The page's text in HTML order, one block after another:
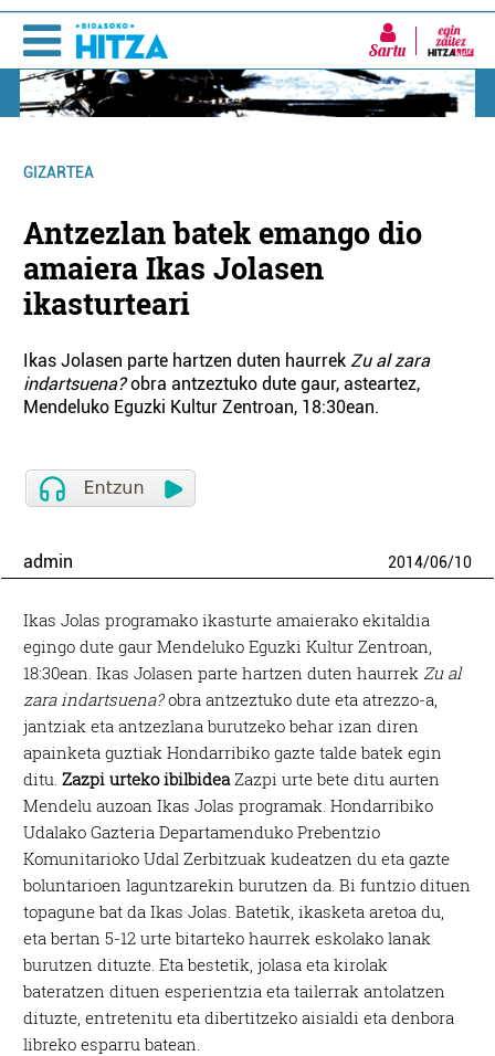
Sartu
GIZARTEA
Antzezlan batek emango dio
amaiera Ikas Jolasen
ikasturteari
Ikas Jolasen parte hartzen duten haurrekZu al zara
indartsuena?obra antzeztuko dute gaur, asteartez,
Mendeluko Eguzki Kultur Zentroan, 18:30ean.
admin 2014/06/10
Ikas Jolas programako ikasturte amaierako ekitaldia
egingo dute gaur Mendeluko Eguzki Kultur Zentroan,
18:30ean. Ikas Jolasen parte hartzen duten haurrek Zu al
zara indartsuena?obra antzeztuko dute eta atrezzo-a,
jantziak eta antzezlana burutzeko behar izan diren
apainketa guztiak Hondarribiko gazte talde batek egin
ditu.Zazpi urteko ibilbideaZazpi urte bete ditu aurten
Mendelu auzoan Ikas Jolas programak. Hondarribiko
Udalako Gazteria Departamenduko Prebentzio
Komunitarioko Udal Zerbitzuak kudeatzen du eta gazte
boluntarioen laguntzarekin burutzen da. Bi funtzio dituen
topagune bat da Ikas Jolas. Batetik, ikasketa aretoa du,
eta bertan 5-12 urte bitarteko haurrek eskolako lanak
burutzen dituzte. Eta bestetik, jolasa eta kirolak
bateratzen dituen esperientzia eta tailerrak antolatzen
dituzte, entretenitu eta dibertitzeko aisialdi eta denbora
libreko esparru batean.